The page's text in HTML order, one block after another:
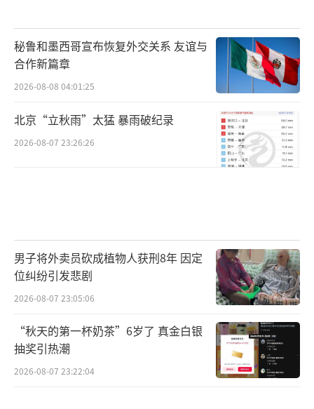
秘鲁和墨西哥宣布恢复外交关系 友谊与
合作新篇章
2026-08-08 04:01:25
北京“立秋雨”太猛 暴雨破纪录
2026-08-07 23:26:26
男子将外卖员砍成植物人获刑8年 因定
位纠纷引发悲剧
2026-08-07 23:05:06
“秋天的第一杯奶茶”6岁了 真金白银
抽奖引热潮
2026-08-07 23:22:04